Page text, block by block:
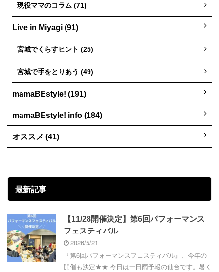
現役ママのコラム (71)
Live in Miyagi (91)
宮城でくらすヒント (25)
宮城で手をとりあう (49)
mamaBEstyle! (191)
mamaBEstyle! info (184)
オススメ (41)
最新記事
【11/28開催決定】第6回パフォーマンス
フェスティバル
2026/5/21
『第6回パフォーマンスフェスティバル』、今年の
開催も決定★★ 今日は一日雨予報の仙台です。暑く